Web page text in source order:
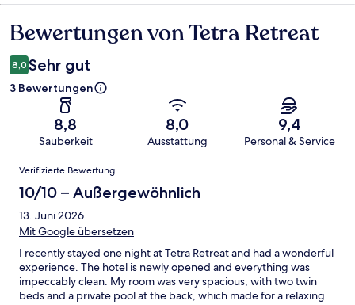
Bewertungen
Bewertungen von Tetra Retreat
8,0 Sehr gut
3 Bewertungen
8,8
Sauberkeit
8,0
Ausstattung
9,4
Personal & Service
Bewertungen
Verifizierte Bewertung
10/10 – Außergewöhnlich
13. Juni 2026
Mit Google übersetzen
I recently stayed one night at Tetra Retreat and had a wonderful
experience. The hotel is newly opened and everything was
impeccably clean. My room was very spacious, with two twin
beds and a private pool at the back, which made for a relaxing